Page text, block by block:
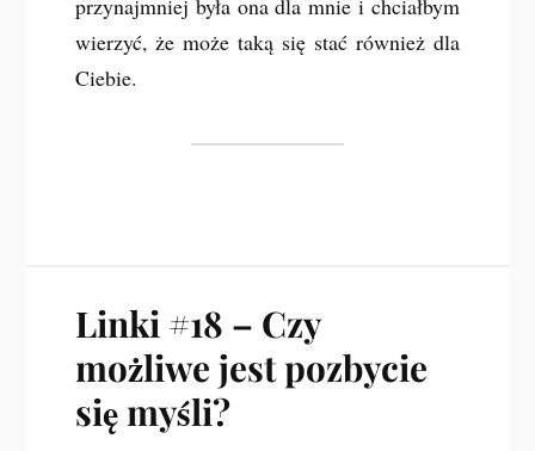
wierzyć, że może taką się stać również dla
Ciebie.
Linki #18 – Czy
możliwe jest pozbycie
się myśli?